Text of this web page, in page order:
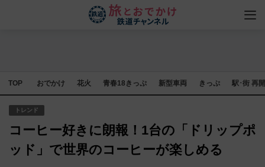
TOP おでかけ 花火 青春18きっぷ 新型車両 きっぷ 駅･街 再
トレンド
コーヒー好きに朗報！1台の「ドリップポ
ッド」で世界のコーヒーが楽しめる